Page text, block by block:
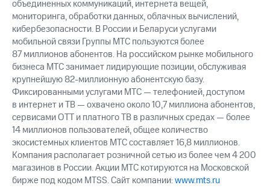
объединенных коммуникаций, интернета вещей,
мониторинга, обработки данных, облачных вычислений,
кибербезопасности. В России и Беларуси услугами
мобильной связи Группы МТС пользуются более
87 миллионов абонентов. На российском рынке мобильного
бизнеса МТС занимает лидирующие позиции, обслуживая
крупнейшую 82-миллионную абонентскую базу.
Фиксированными услугами МТС — телефонией, доступом
в интернет и ТВ — охвачено около 10,7 миллиона абонентов,
сервисами OTT и платного ТВ в различных средах — более
14 миллионов пользователей, общее количество
экосистемных клиентов МТС составляет 16,8 миллионов.
Компания располагает розничной сетью из более чем 4 200
магазинов в России. Акции МТС котируются на Московской
бирже под кодом MTSS. Сайт компании:www.mts.ru